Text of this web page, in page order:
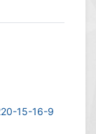
15-16-9